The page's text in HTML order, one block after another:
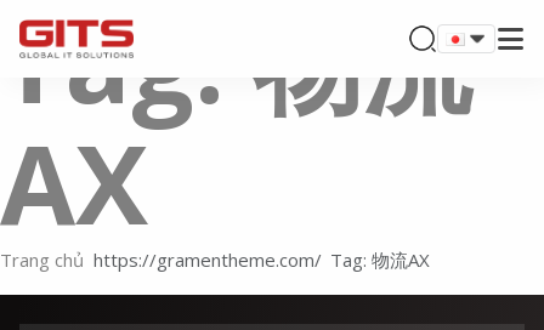
Tag: 物流
AX
Trang chủ Tag: 物流AX